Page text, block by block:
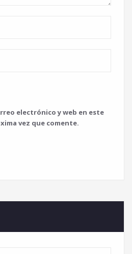
electrónico y web en este
vez que comente.